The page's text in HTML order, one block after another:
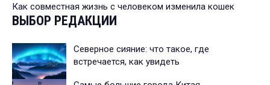
Как совместная жизнь с человеком изменила кошек
ВЫБОР РЕДАКЦИИ
Северное сияние: что такое, где
встречается, как увидеть